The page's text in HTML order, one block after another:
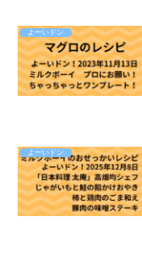
よーいドン
よーいドン